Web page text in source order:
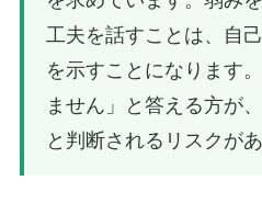
工夫を話すことは、自
を示すことになります
ません」と答える方が
と判断されるリスクがあ